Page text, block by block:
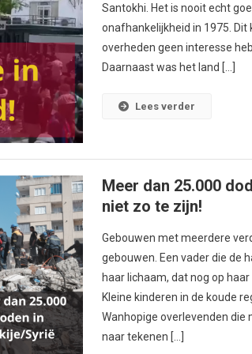
Santokhi. Het is nooit echt
onafhankelijkheid in 1975.
overheden geen interesse
Daarnaast was het land […]
Lees verder
Meer dan 25.000
niet zo te zijn!
Gebouwen met meerdere
gebouwen. Een vader die de
haar lichaam, dat nog op
Kleine kinderen in de koude
Wanhopige overlevenden die
naar tekenen […]